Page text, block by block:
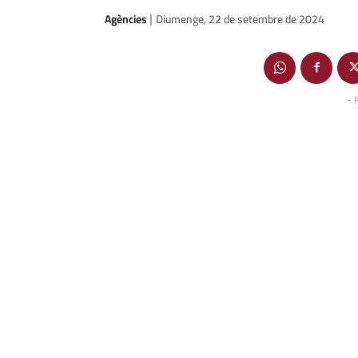
Agències | Diumenge, 22 de setembre de 2024
-